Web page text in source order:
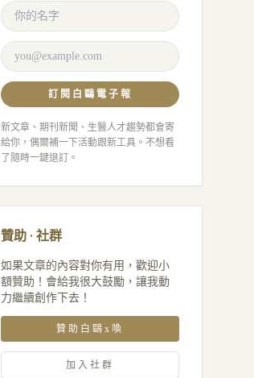
訂閱白鷗電子報
新文章、期刊新聞、生醫人才趨勢都會寄
給你，偶爾補一下活動跟新工具。不想看
了隨時一鍵退訂。
贊助 · 社群
如果文章的內容對你有用，歡迎小
額贊助！會給我很大鼓勵，讓我動
力繼續創作下去！
贊助白鷗x喚
加入社群